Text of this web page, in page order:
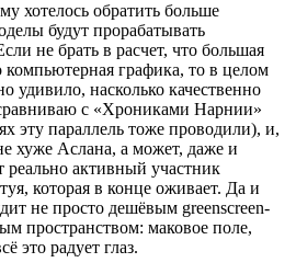
хотелось обратить больше
будут прорабатывать
не брать в расчет, что большая
компьютерная графика, то в целом
удивило, насколько качественно
с «Хрониками Нарнии»
эту параллель тоже проводили), и,
хуже Аслана, а может, даже и
реально активный участник
которая в конце оживает. Да и
не просто дешёвым greenscreen-
пространством: маковое поле,
это радует глаз.